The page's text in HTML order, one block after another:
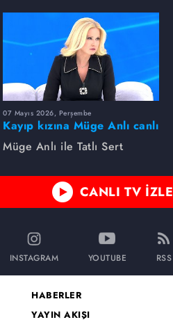
07 Mayıs 2026, Perşembe
Kayıp kızına Müge Anlı canlı
yayında kavuştu
Müge Anlı ile Tatlı Sert
CANLI TV İZLE
INSTAGRAM YOUTUBE RSS
HABERLER
YAYIN AKIŞI